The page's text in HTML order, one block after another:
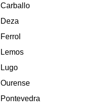
Carballo
Deza
Ferrol
Lemos
Lugo
Ourense
Pontevedra